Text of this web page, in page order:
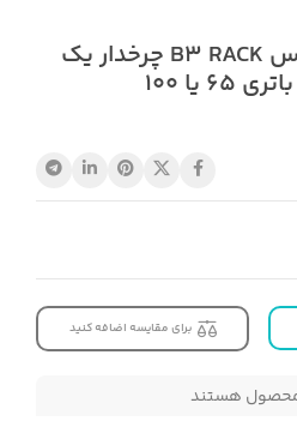
کابینت باتری یوپی اس B3 RACK چرخدار یک
طبقه مناسب 3 عدد باتری 65 یا 100
برای مقایسه اضافه کنید
محصول هستند